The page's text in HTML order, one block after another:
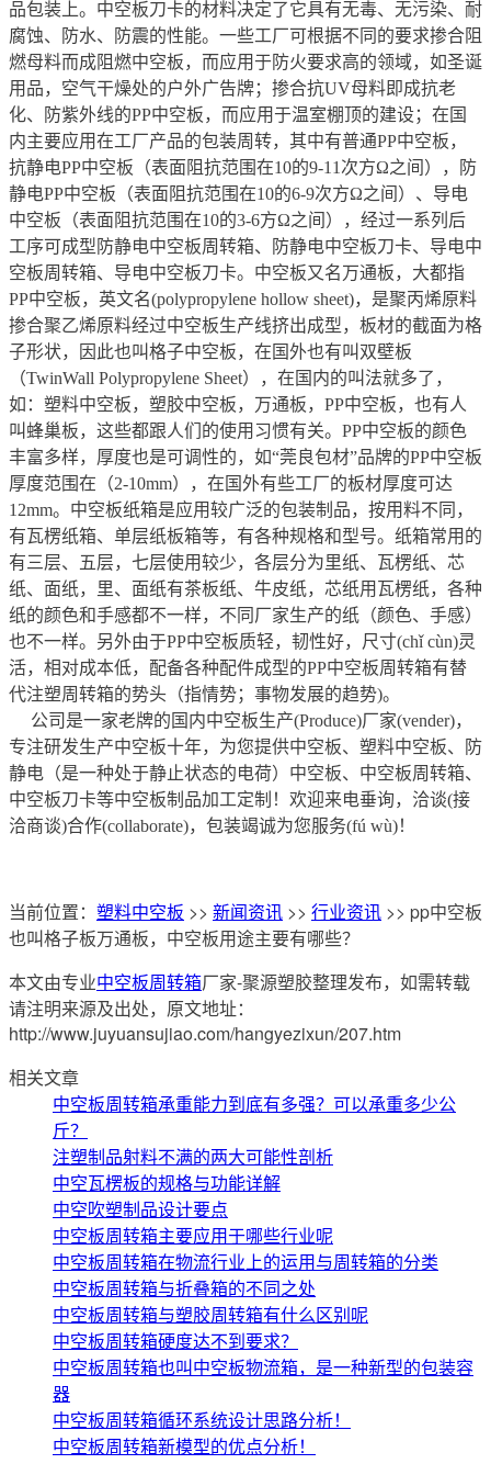
品包装上。中空板刀卡的材料决定了它具有无毒、无污染、耐
腐蚀、防水、防震的性能。一些工厂可根据不同的要求掺合阻
燃母料而成阻燃中空板，而应用于防火要求高的领域，如圣诞
用品，空气干燥处的户外广告牌；掺合抗UV母料即成抗老
化、防紫外线的PP中空板，而应用于温室棚顶的建设；在国
内主要应用在工厂产品的包装周转，其中有普通PP中空板，
抗静电PP中空板（表面阻抗范围在10的9-11次方Ω之间），防
静电PP中空板（表面阻抗范围在10的6-9次方Ω之间）、导电
中空板（表面阻抗范围在10的3-6方Ω之间），经过一系列后
工序可成型防静电中空板周转箱、防静电中空板刀卡、导电中
空板周转箱、导电中空板刀卡。中空板又名万通板，大都指
PP中空板，英文名(polypropylene hollow sheet)，是聚丙烯原料
掺合聚乙烯原料经过中空板生产线挤出成型，板材的截面为格
子形状，因此也叫格子中空板，在国外也有叫双壁板
（TwinWall Polypropylene Sheet），在国内的叫法就多了，
如：塑料中空板，塑胶中空板，万通板，PP中空板，也有人
叫蜂巢板，这些都跟人们的使用习惯有关。PP中空板的颜色
丰富多样，厚度也是可调性的，如“莞良包材”品牌的PP中空板
厚度范围在（2-10mm），在国外有些工厂的板材厚度可达
12mm。中空板纸箱是应用较广泛的包装制品，按用料不同，
有瓦楞纸箱、单层纸板箱等，有各种规格和型号。纸箱常用的
有三层、五层，七层使用较少，各层分为里纸、瓦楞纸、芯
纸、面纸，里、面纸有茶板纸、牛皮纸，芯纸用瓦楞纸，各种
纸的颜色和手感都不一样，不同厂家生产的纸（颜色、手感）
也不一样。另外由于PP中空板质轻，韧性好，尺寸(chǐ cùn)灵
活，相对成本低，配备各种配件成型的PP中空板周转箱有替
代注塑周转箱的势头（指情势；事物发展的趋势)。
公司是一家老牌的国内中空板生产(Produce)厂家(vender)，
专注研发生产中空板十年，为您提供中空板、塑料中空板、防
静电（是一种处于静止状态的电荷）中空板、中空板周转箱、
中空板刀卡等中空板制品加工定制！欢迎来电垂询，洽谈(接
洽商谈)合作(collaborate)，包装竭诚为您服务(fú wù)！
当前位置： 塑料中空板 >> 新闻资讯 >> 行业资讯 >> pp中空板
也叫格子板万通板，中空板用途主要有哪些？
本文由专业中空板周转箱厂家-聚源塑胶整理发布，如需转载
请注明来源及出处，原文地址：
http://www.juyuansujiao.com/hangyezixun/207.htm
相关文章
中空板周转箱承重能力到底有多强？可以承重多少公
斤？
注塑制品射料不满的两大可能性剖析
中空瓦楞板的规格与功能详解
中空吹塑制品设计要点
中空板周转箱主要应用于哪些行业呢
中空板周转箱在物流行业上的运用与周转箱的分类
中空板周转箱与折叠箱的不同之处
中空板周转箱与塑胶周转箱有什么区别呢
中空板周转箱硬度达不到要求？
中空板周转箱也叫中空板物流箱，是一种新型的包装容
器
中空板周转箱循环系统设计思路分析！
中空板周转箱新模型的优点分析！